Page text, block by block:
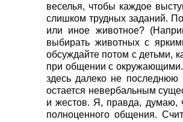
веселья, чтобы каждое
слишком трудных заданий.
или иное животное?
выбирать животных с
обсуждайте потом с детьми,
при общении с окружающими.
здесь далеко не последнюю
остается невербальным
и жестов. Я, правда, думаю,
полноценного общения.